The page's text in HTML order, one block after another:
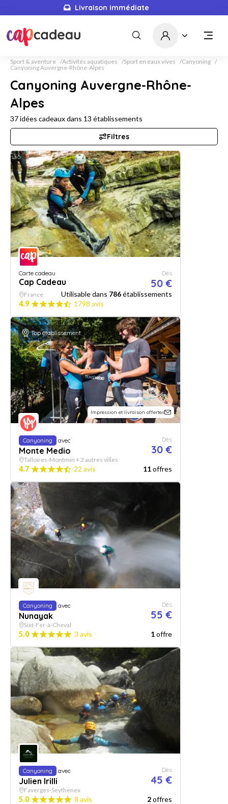
Livraison immédiate
Sport & aventure Activités aquatiques Sport en eaux vives
Canyoning
Canyoning Auvergne-Rhône-Alpes
Canyoning Auvergne-Rhône-
Alpes
37idées cadeaux dans 13 établissements
Filtres
Carte cadeau
Cap Cadeau
Dès
50 €
France Utilisable dans 786établissements
4.9
1798 avis
Top établissement
Impression et livraison offertes
Canyoning avec
Monte Medio
Dès
30 €
Talloires-Montmin + 2 autres villes
4.7 22 avis 11offres
Canyoning avec
Nunayak
Dès
55 €
Sixt-Fer-à-Cheval
5.0 3 avis 1offre
Canyoning avec
Julien Irilli
Dès
45 €
Faverges-Seythenex
5.0 8 avis 2offres